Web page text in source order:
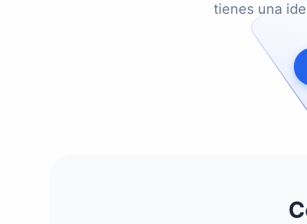
tienes una